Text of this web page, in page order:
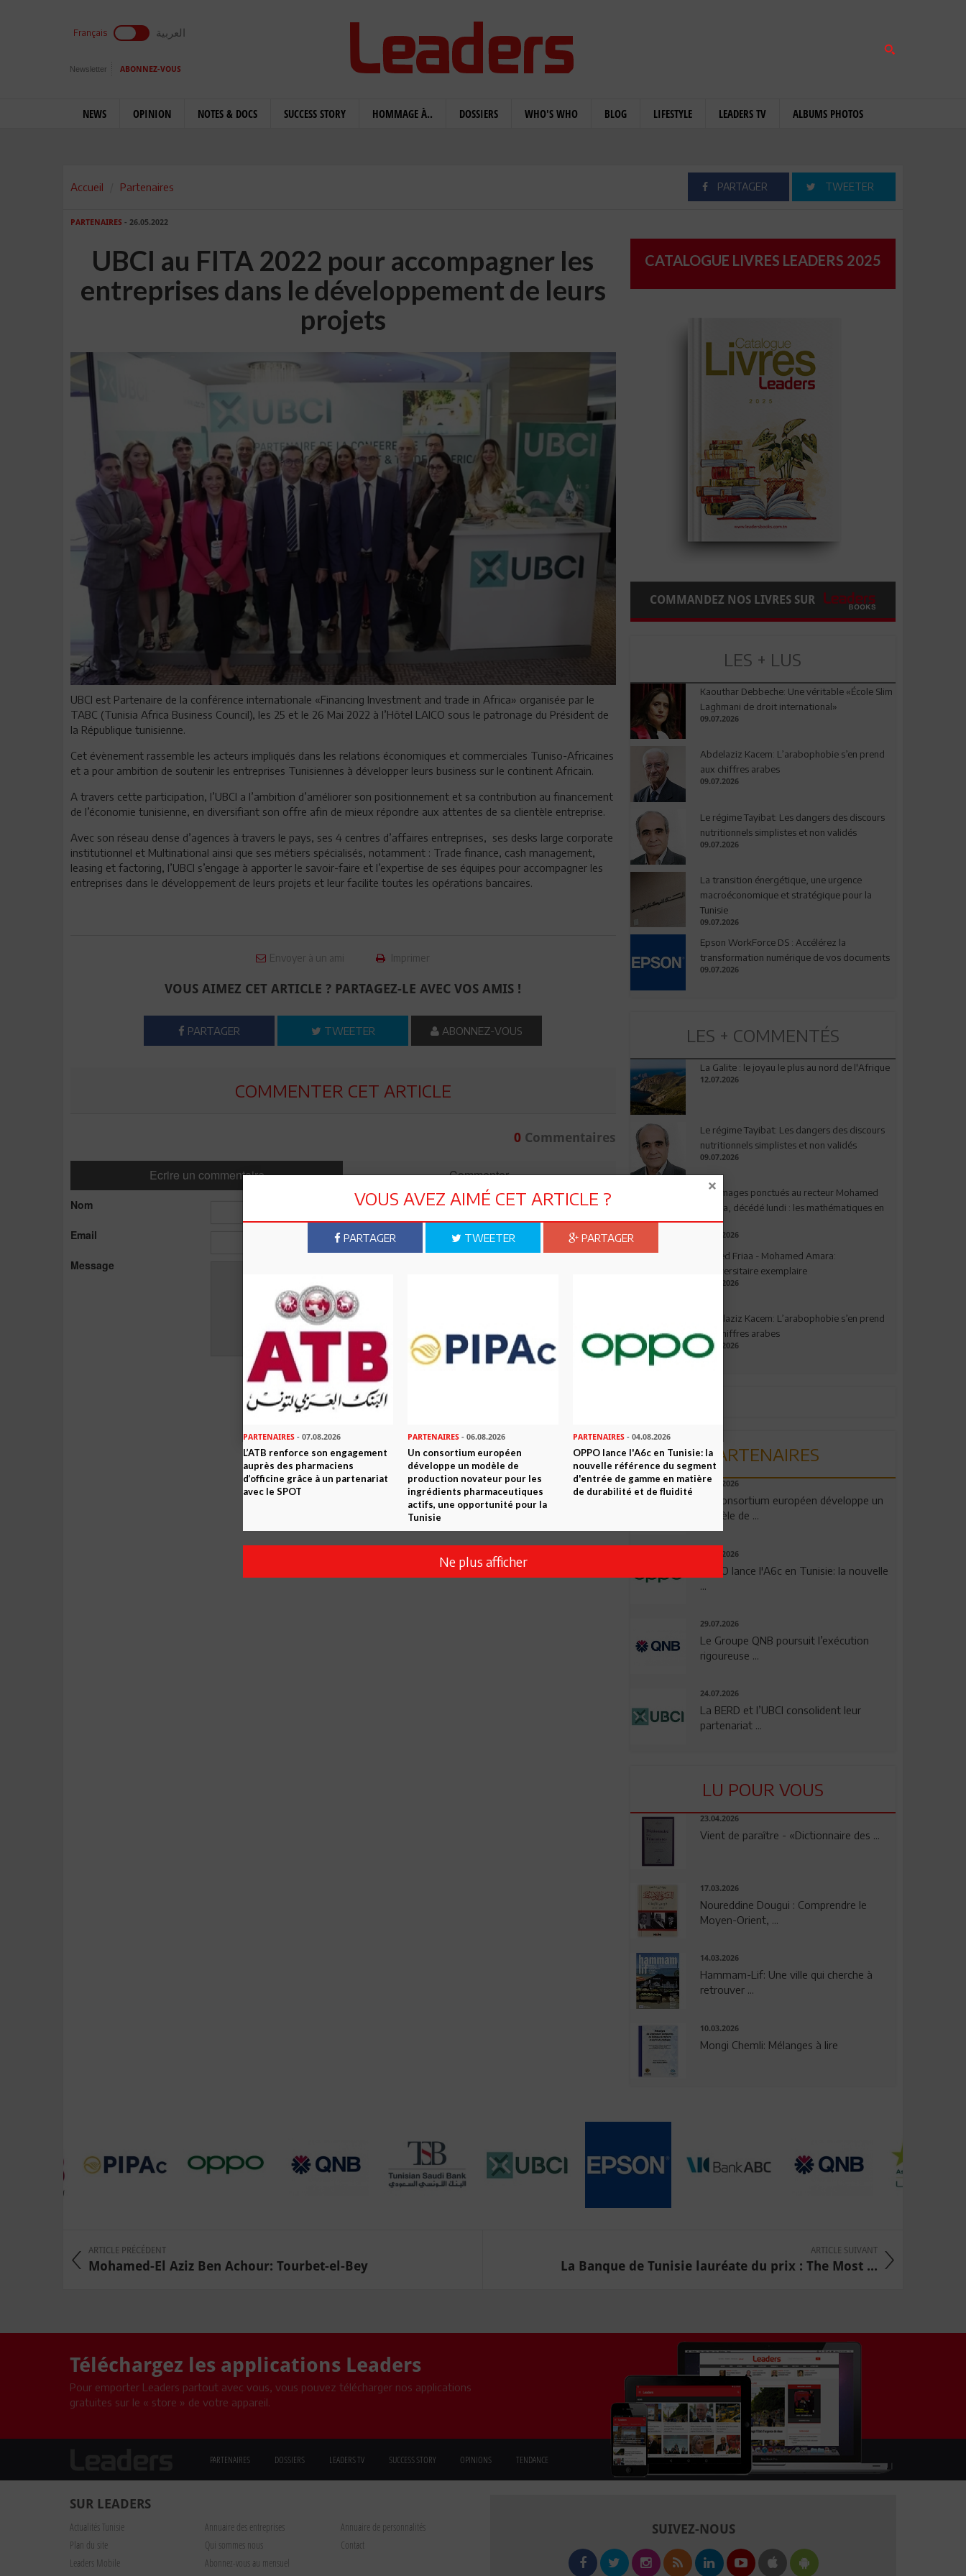
Français العربية
Newsletter ABONNEZ-VOUS
NEWS OPINION NOTES & DOCS SUCCESS STORY HOMMAGE À.. DOSSIERS WHO'S WHO BLOG LIFESTYLE LEADERS TV ALBUMS PHOTOS
Accueil Partenaires PARTAGER TWEETER
PARTENAIRES - 26.05.2022
UBCI au FITA 2022 pour accompagner les
entreprises dans le développement de leurs
projets
UBCI est Partenaire de la conférence internationale «Financing Investment and trade in Africa» organisée par le
TABC (Tunisia Africa Business Council), les 25 et le 26 Mai 2022 à l’Hôtel LAICO sous le patronage du Président de
la République tunisienne.
Cet évènement rassemble les acteurs impliqués dans les relations économiques et commerciales Tuniso-Africaines
et a pour ambition de soutenir les entreprises Tunisiennes à développer leurs business sur le continent Africain.
A travers cette participation, l’UBCI a l’ambition d’améliorer son positionnement et sa contribution au financement
de l’économie tunisienne, en diversifiant son offre afin de mieux répondre aux attentes de sa clientèle entreprise.
Avec son réseau dense d’agences à travers le pays, ses 4 centres d’affaires entreprises, ses desks large corporate
institutionnel et Multinational ainsi que ses métiers spécialisés, notamment : Trade finance, cash management,
leasing et factoring, l’UBCI s’engage à apporter le savoir-faire et l’expertise de ses équipes pour accompagner les
entreprises dans le développement de leurs projets et leur facilite toutes les opérations bancaires.
Envoyer à un ami Imprimer
VOUS AIMEZ CET ARTICLE ? PARTAGEZ-LE AVEC VOS AMIS !
PARTAGER TWEETER ABONNEZ-VOUS
COMMENTER CET ARTICLE
0Commentaires
Ecrire un commentaire Commenter
Nom
Email
Message
CATALOGUE LIVRES LEADERS 2025
COMMANDEZ NOS LIVRES SUR
LES + LUS
Kaouthar Debbeche: Une véritable «École Slim
Laghmani de droit international»
09.07.2026
Abdelaziz Kacem: L’arabophobie s’en prend
aux chiffres arabes
09.07.2026
Le régime Tayibat: Les dangers des discours
nutritionnels simplistes et non validés
09.07.2026
La transition énergétique, une urgence
macroéconomique et stratégique pour la
Tunisie
09.07.2026
Epson WorkForce DS : Accélérez la
transformation numérique de vos documents
09.07.2026
LES + COMMENTÉS
La Galite : le joyau le plus au nord de l'Afrique
12.07.2026
Le régime Tayibat: Les dangers des discours
nutritionnels simplistes et non validés
09.07.2026
Hommages ponctués au recteur Mohamed
Amara, décédé lundi : les mathématiques en
deuil
03.08.2026
Ahmed Friaa - Mohamed Amara:
l’Universitaire exemplaire
04.08.2026
Abdelaziz Kacem: L’arabophobie s’en prend
aux chiffres arabes
09.07.2026
PARTENAIRES
06.08.2026
Un consortium européen développe un
modèle de ...
04.08.2026
OPPO lance l'A6c en Tunisie: la nouvelle
...
29.07.2026
Le Groupe QNB poursuit l’exécution
rigoureuse ...
24.07.2026
La BERD et l’UBCI consolident leur
partenariat ...
LU POUR VOUS
23.04.2026
Vient de paraître - «Dictionnaire des ...
17.03.2026
Noureddine Dougui : Comprendre le
Moyen-Orient, ...
14.03.2026
Hammam-Lif: Une ville qui cherche à
retrouver ...
10.03.2026
Mongi Chemli: Mélanges à lire
ARTICLE PRÉCÉDENT
Mohamed-El Aziz Ben Achour: Tourbet-el-Bey
ARTICLE SUIVANT
La Banque de Tunisie lauréate du prix : The Most ...
Téléchargez les applications Leaders
Pour emporter Leaders partout avec vous, vous pouvez télécharger nos applications
gratuites sur le « store » de votre appareil.
PARTENAIRES DOSSIERS LEADERS TV SUCCESS STORY OPINIONS TENDANCE
SUR LEADERS
Actualités Tunisie Annuaire des entreprises
Annuaire de personnalités
Plan du site
Qui sommes nous
Contact
Leaders Mobile
Abonnez-vous au mensuel
SUIVEZ-NOUS
VOUS AVEZ AIMÉ CET ARTICLE ?
PARTAGER TWEETER PARTAGER
PARTENAIRES - 07.08.2026
L’ATB renforce son engagement
auprès des pharmaciens
d’officine grâce à un partenariat
avec le SPOT
PARTENAIRES - 06.08.2026
Un consortium européen
développe un modèle de
production novateur pour les
ingrédients pharmaceutiques
actifs, une opportunité pour la
Tunisie
PARTENAIRES- 04.08.2026
OPPO lance l'A6c en Tunisie: la
nouvelle référence du segment
d'entrée de gamme en matière
de durabilité et de fluidité
Ne plus afficher